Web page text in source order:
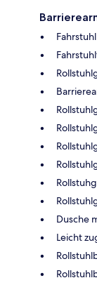
Fahrstuhl
Dusche
Leicht